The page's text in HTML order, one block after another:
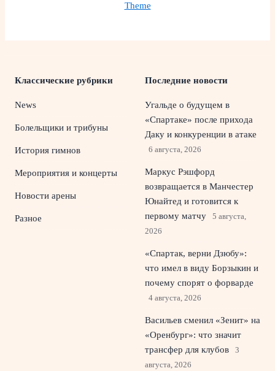
Theme
Классические рубрики
News
Болельщики и трибуны
История гимнов
Мероприятия и концерты
Новости арены
Разное
Последние новости
Угальде о будущем в
«Спартаке» после прихода
Даку и конкуренции в атаке
6 августа, 2026
Маркус Рэшфорд
возвращается в Манчестер
Юнайтед и готовится к
первому матчу
5 августа,
2026
«Спартак, верни Дзюбу»:
что имел в виду Борзыкин и
почему спорят о форварде
4 августа, 2026
Васильев сменил «Зенит» на
«Оренбург»: что значит
трансфер для клубов
3
августа, 2026